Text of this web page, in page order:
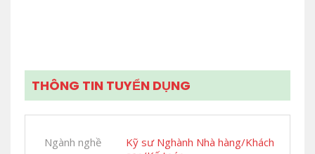
THÔNG TIN TUYỂN DỤNG
Ngành nghề
Kỹ sư Nghành Nhà hàng/Khách